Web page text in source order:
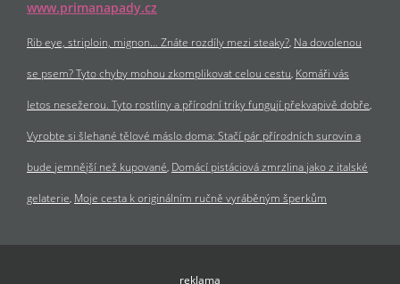
www.primanapady.cz
Rib eye, striploin, mignon… Znáte rozdíly mezi steaky? Na dovolenou
se psem? Tyto chyby mohou zkomplikovat celou cestu Komáři vás
letos nesežerou. Tyto rostliny a přírodní triky fungují překvapivě dobře
Vyrobte si šlehané tělové máslo doma: Stačí pár přírodních surovin a
bude jemnější než kupované Domácí pistáciová zmrzlina jako z italské
gelaterie Moje cesta k originálním ručně vyráběným šperkům
reklama